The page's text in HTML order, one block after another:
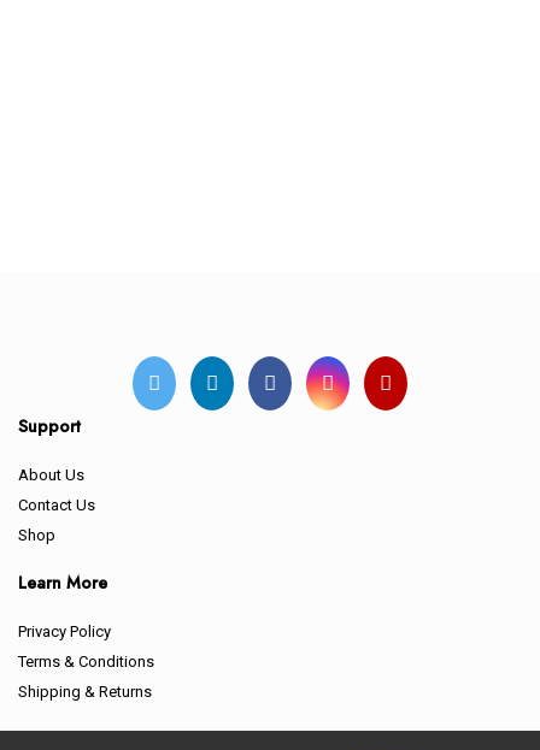
Support
About Us
Contact Us
Shop
Learn More
Privacy Policy
Terms & Conditions
Shipping & Returns